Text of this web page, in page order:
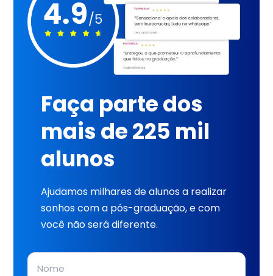
Faça parte dos
mais de 225 mil
alunos
Ajudamos milhares de alunos a realizar
sonhos com a pós-graduação, e com
você não será diferente.